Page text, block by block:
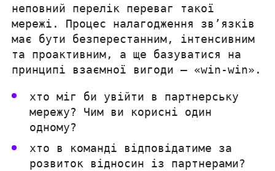
неповний перелік переваг такої
мережі. Процес налагодження зв’язків
має бути безперестанним, інтенсивним
та проактивним, а ще базуватися на
принципі взаємної вигоди — «win-win».
хто міг би увійти в партнерську
мережу? Чим ви корисні один
одному?
хто в команді відповідатиме за
розвиток відносин із партнерами?